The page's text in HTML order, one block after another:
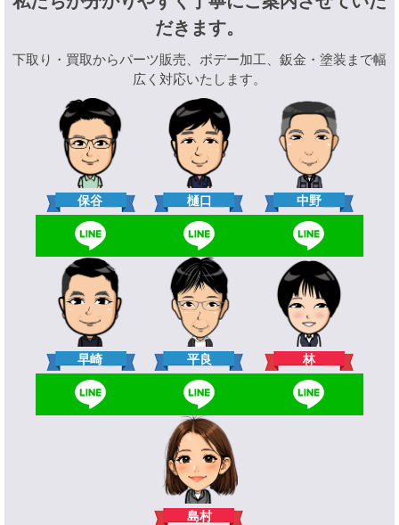
だきます。
下取り・買取からパーツ販売、ボデー加工、鈑金・塗装まで幅
広く対応いたします。
保谷 樋口 中野
早崎 平良 林
島村